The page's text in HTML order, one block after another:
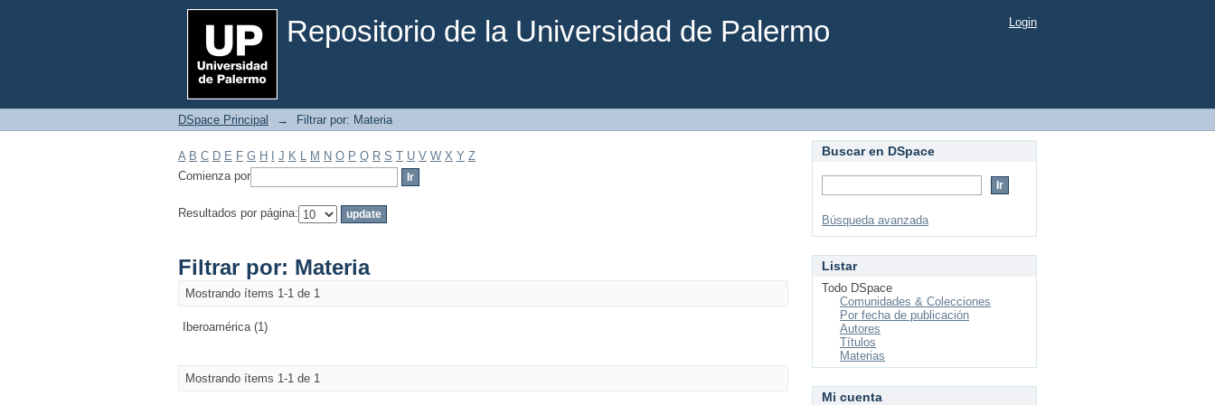
Repositorio de la Universidad de Palermo
Filtrar por: Materia Login
DSpace Principal → Filtrar por: Materia
A B C D E F G H J K L M N O P Q R S T U V W X Y Z
Comienza por
Resultados por página:
Filtrar por: Materia
Mostrando ítems 1-1 de 1
Iberoamérica (1)
Mostrando ítems 1-1 de 1
Buscar en DSpace
Búsqueda avanzada
Listar
Todo DSpace
Comunidades & Colecciones
Por fecha de publicación
Autores
Títulos
Materias
Mi cuenta